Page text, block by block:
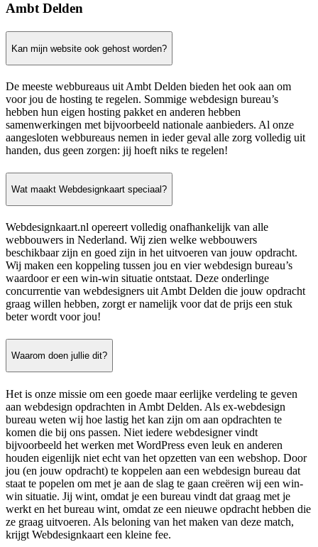
Ambt Delden
Kan mijn website ook gehost worden?
De meeste webbureaus uit Ambt Delden bieden het ook aan om
voor jou de hosting te regelen. Sommige webdesign bureau’s
hebben hun eigen hosting pakket en anderen hebben
samenwerkingen met bijvoorbeeld nationale aanbieders. Al onze
aangesloten webbureaus nemen in ieder geval alle zorg volledig uit
handen, dus geen zorgen: jij hoeft niks te regelen!
Wat maakt Webdesignkaart speciaal?
Webdesignkaart.nl opereert volledig onafhankelijk van alle
webbouwers in Nederland. Wij zien welke webbouwers
beschikbaar zijn en goed zijn in het uitvoeren van jouw opdracht.
Wij maken een koppeling tussen jou en vier webdesign bureau’s
waardoor er een win-win situatie ontstaat. Deze onderlinge
concurrentie van webdesigners uit Ambt Delden die jouw opdracht
graag willen hebben, zorgt er namelijk voor dat de prijs een stuk
beter wordt voor jou!
Waarom doen jullie dit?
Het is onze missie om een goede maar eerlijke verdeling te geven
aan webdesign opdrachten in Ambt Delden. Als ex-webdesign
bureau weten wij hoe lastig het kan zijn om aan opdrachten te
komen die bij ons passen. Niet iedere webdesigner vindt
bijvoorbeeld het werken met WordPress even leuk en anderen
houden eigenlijk niet echt van het opzetten van een webshop. Door
jou (en jouw opdracht) te koppelen aan een webdesign bureau dat
staat te popelen om met je aan de slag te gaan creëren wij een win-
win situatie. Jij wint, omdat je een bureau vindt dat graag met je
werkt en het bureau wint, omdat ze een nieuwe opdracht hebben die
ze graag uitvoeren. Als beloning van het maken van deze match,
krijgt Webdesignkaart een kleine fee.